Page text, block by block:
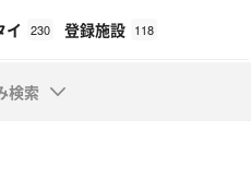
イ 230 登録施設 118
検索